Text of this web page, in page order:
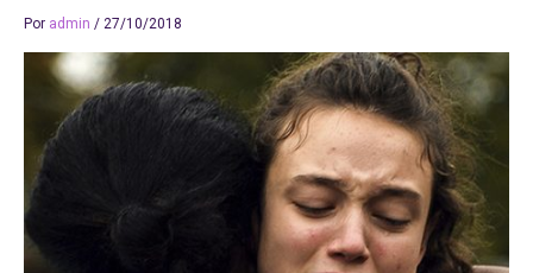
Por admin / 27/10/2018